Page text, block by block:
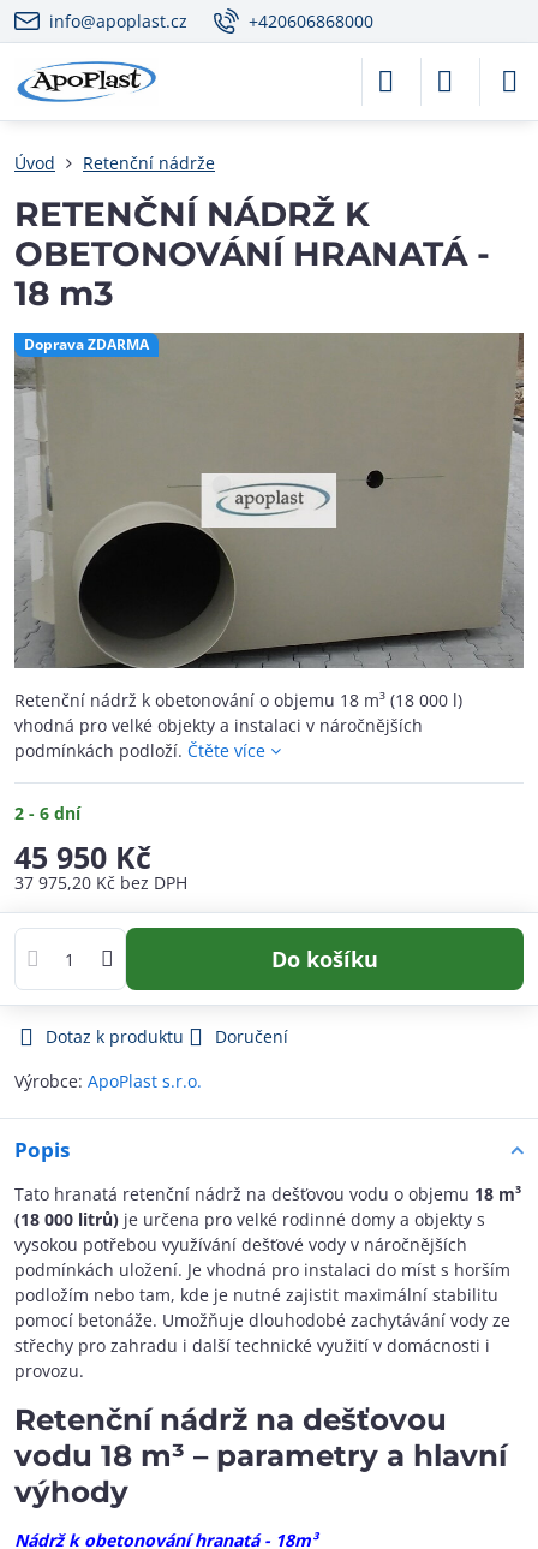
info@apoplast.cz +420606868000
Doprava ZDARMA
Úvod Retenční nádrže
RETENČNÍ NÁDRŽ K
OBETONOVÁNÍ HRANATÁ -
18 m3
Retenční nádrž k obetonování o objemu 18 m³ (18 000 l)
vhodná pro velké objekty a instalaci v náročnějších
podmínkách podloží. Čtěte více
2 - 6 dní
45 950 Kč
37 975,20 Kč bez DPH
Do košíku
Dotaz k produktu
Doručení
Výrobce: ApoPlast s.r.o.
Popis
Tato hranatá retenční nádrž na dešťovou vodu o objemu 18 m³
(18 000 litrů) je určena pro velké rodinné domy a objekty s
vysokou potřebou využívání dešťové vody v náročnějších
podmínkách uložení. Je vhodná pro instalaci do míst s horším
podložím nebo tam, kde je nutné zajistit maximální stabilitu
pomocí betonáže. Umožňuje dlouhodobé zachytávání vody ze
střechy pro zahradu i další technické využití v domácnosti i
provozu.
Retenční nádrž na dešťovou
vodu 18 m³ – parametry a hlavní
výhody
Nádrž k obetonování hranatá - 18m³